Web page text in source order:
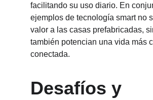
facilitando su uso diario. En
ejemplos de tecnología smart no
valor a las casas prefabricadas,
también potencian una vida más
conectada.
Desafíos y